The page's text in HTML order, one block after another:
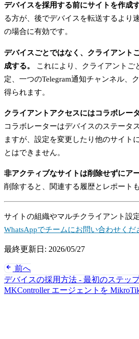
デバイスを採用する前にサイトを作成す
る方が、後でデバイスを転送するより
の場合に有効です。
デバイスごとではなく、クライアント
成する。
これにより、クライアントご
定、一つのTelegram通知チャンネル、
得られます。
クライアントアクセスにはコラボレー
コラボレーターはデバイスのステータ
ますが、設定を変更したり他のサイト
とはできません。
非アクティブなサイトは削除せずにア
削除すると、関連する履歴とレポート
サイトの組織やマルチクライアント設
WhatsAppでチームにお問い合わせくだ
最終更新日: 2026/05/27
前へ
デバイスの採用方法 - 最初のステップ
MKController エージェントを